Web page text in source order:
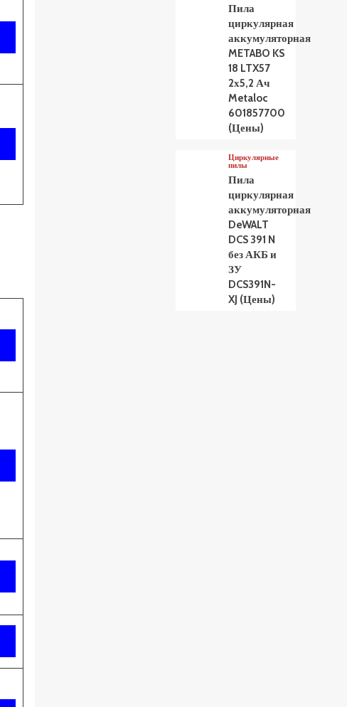
Пила
циркулярная
аккумуляторная
METABO KS
18 LTX57
2х5,2 Ач
Metaloc
601857700
(Цены)
Циркулярные
пилы
Пила
циркулярная
аккумуляторная
DeWALT
DCS 391 N
без АКБ и
ЗУ
DCS391N-
XJ (Цены)